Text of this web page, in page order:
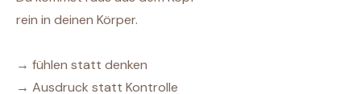
rein in deinen Körper.
→ fühlen statt denken
→ Ausdruck statt Kontrolle